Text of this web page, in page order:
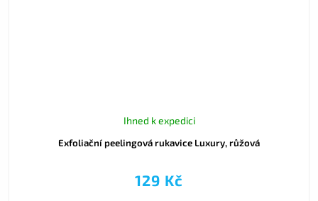
Exfoliační peelingová rukavice Luxury, růžová
Ihned k expedici
129 Kč